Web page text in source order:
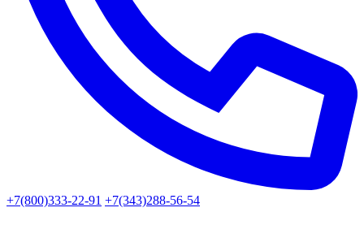
+7(800)333-22-91 +7(343)288-56-54